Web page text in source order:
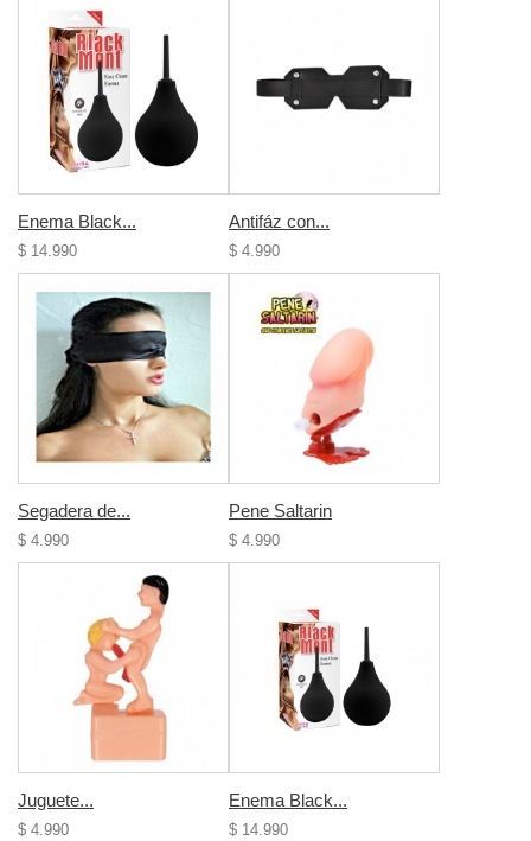
Enema Black...
$ 14.990
Antifáz con...
$ 4.990
Segadera de...
$ 4.990
Pene Saltarin
$ 4.990
Juguete...
$ 4.990
Enema Black...
$ 14.990